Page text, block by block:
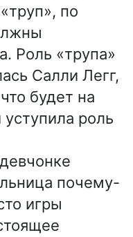
по
Роль «трупа»
Салли Легг,
будет на
роль
почему-
игры